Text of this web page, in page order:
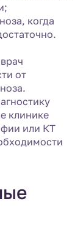
когда
от
клинике
или КТ